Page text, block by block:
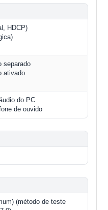
HDCP)
separado
ativado
do PC
de ouvido
(método de teste